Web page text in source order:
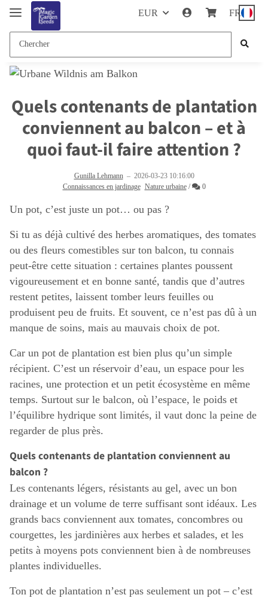
EUR FR
Quels contenants de plantation
conviennent au balcon – et à
quoi faut-il faire attention ?
Gunilla Lehmann– 2026-03-23 10:16:00
Connaissances en jardinage Nature urbaine / Commentaires
0
Un pot, c’est juste un pot… ou pas ?
Si tu as déjà cultivé des herbes aromatiques, des tomates
ou des fleurs comestibles sur ton balcon, tu connais
peut-être cette situation : certaines plantes poussent
vigoureusement et en bonne santé, tandis que d’autres
restent petites, laissent tomber leurs feuilles ou
produisent peu de fruits. Et souvent, ce n’est pas dû à un
manque de soins, mais au mauvais choix de pot.
Car un pot de plantation est bien plus qu’un simple
récipient. C’est un réservoir d’eau, un espace pour les
racines, une protection et un petit écosystème en même
temps. Surtout sur le balcon, où l’espace, le poids et
l’équilibre hydrique sont limités, il vaut donc la peine de
regarder de plus près.
Quels contenants de plantation conviennent au
balcon ?
Les contenants légers, résistants au gel, avec un bon
drainage et un volume de terre suffisant sont idéaux. Les
grands bacs conviennent aux tomates, concombres ou
courgettes, les jardinières aux herbes et salades, et les
petits à moyens pots conviennent bien à de nombreuses
plantes individuelles.
Ton pot de plantation n’est pas seulement un pot – c’est